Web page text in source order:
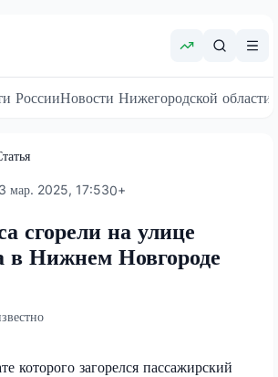
РоссииНовости Нижегородской области
мар. 2025, 17:530+
сгорели на улице
в Нижнем Новгороде
которого загорелся пассажирский